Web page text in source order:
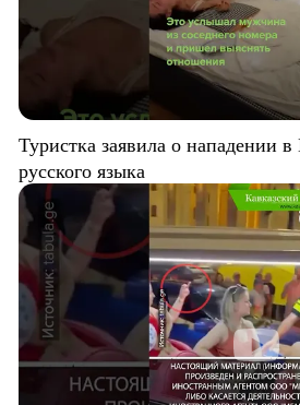
Туристка заявила о нападении в
русского языка